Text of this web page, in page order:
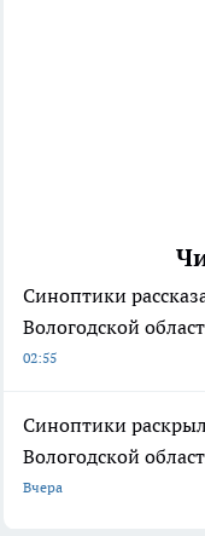
Синоптики
Вологодской
02:55
Синоптики
Вологодской
Вчера